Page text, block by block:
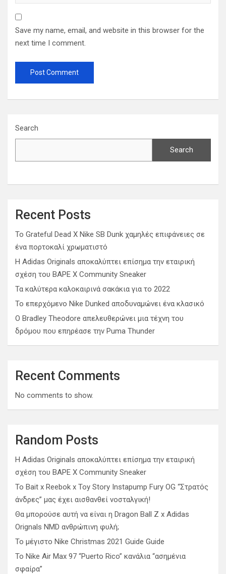
Save my name, email, and website in this browser for the
next time I comment.
Search
Search
Recent Posts
Το Grateful Dead X Nike SB Dunk χαμηλές επιφάνειες σε
ένα πορτοκαλί χρωματιστό
Η Adidas Originals αποκαλύπτει επίσημα την εταιρική
σχέση του BAPE X Community Sneaker
Τα καλύτερα καλοκαιρινά σακάκια για το 2022
Το επερχόμενο Nike Dunked αποδυναμώνει ένα κλασικό
Ο Bradley Theodore απελευθερώνει μια τέχνη του
δρόμου που επηρέασε την Puma Thunder
Recent Comments
No comments to show.
Random Posts
Η Adidas Originals αποκαλύπτει επίσημα την εταιρική
σχέση του BAPE X Community Sneaker
Το Bait x Reebok x Toy Story Instapump Fury OG “Στρατός
άνδρες” μας έχει αισθανθεί νοσταλγική!
Θα μπορούσε αυτή να είναι η Dragon Ball Z x Adidas
Orignals NMD ανθρώπινη φυλή;
Το μέγιστο Nike Christmas 2021 Guide Guide
Το Nike Air Max 97 “Puerto Rico” κανάλια “ασημένια
σφαίρα”